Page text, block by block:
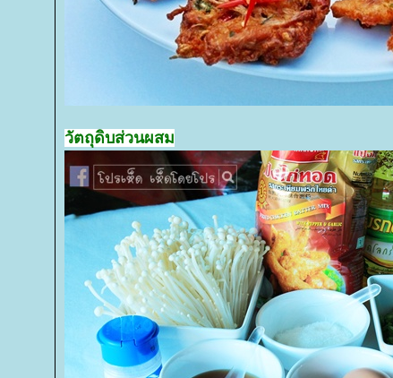
วัตถุดิบส่วนผสม